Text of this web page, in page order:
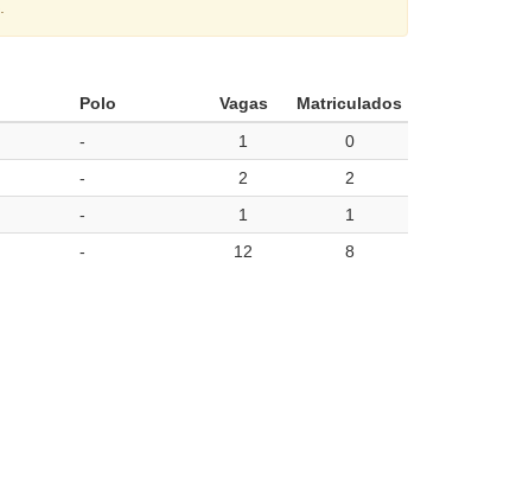
Polo Vagas
Matriculados
- 1
0
- 2
2
- 1
1
- 12 8